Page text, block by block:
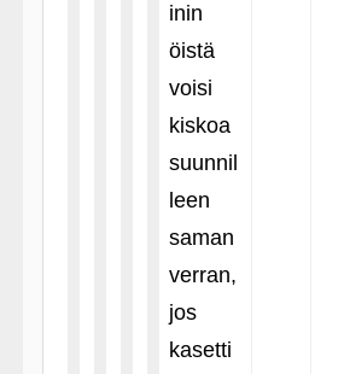
inin
öistä
voisi
kiskoa
suunnil
leen
saman
verran,
jos
kasetti